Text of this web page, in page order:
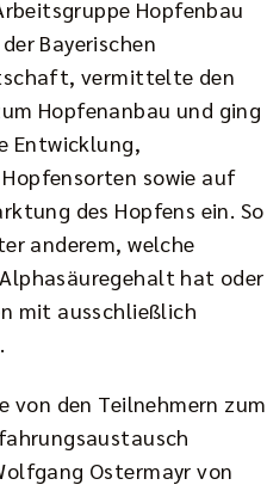
Hopfenbau
Bayerischen
vermittelte den
Hopfenanbau und ging
Entwicklung,
sowie auf
des Hopfens ein. So
anderem, welche
hat oder
mit ausschließlich
von den Teilnehmern zum
Ostermayr von